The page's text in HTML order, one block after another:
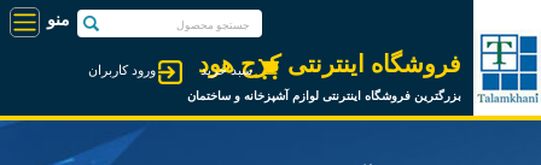
فروشگاه اینترنتی کرج هود
بزرگترین فروشگاه اینترنتی لوازم آشپزخانه و ساختمان
ورود کاربران سبد خرید